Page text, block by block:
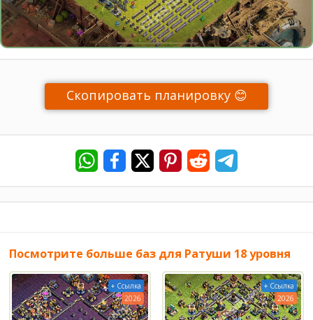
Скопировать планировку 😊
Посмотрите больше баз для Ратуши 18 уровня
+ Ссылка
2026
+ Ссылка
2026